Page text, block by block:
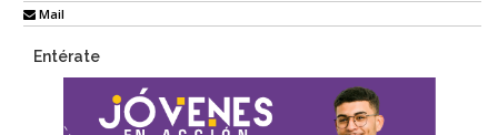
Mail
Entérate